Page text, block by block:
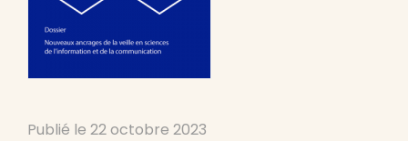
Publié le 22 octobre 2023